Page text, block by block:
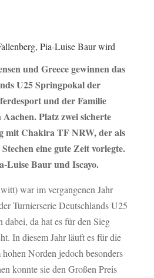
Pia-Luise Baur wird
und Greece gewinnen das
U25 Springpokal der
und der Familie
Platz zwei sicherte
mit Chakira TF NRW, der als
eine gute Zeit vorlegte.
Luise Baur und Iscayo.
war im vergangenen Jahr
Turnierserie Deutschlands U25
da hat es für den Sieg
In diesem Jahr läuft es für die
Norden jedoch besonders
konnte sie den Großen Preis